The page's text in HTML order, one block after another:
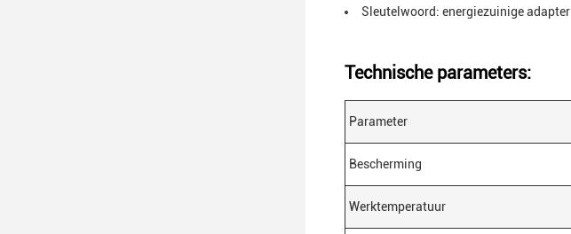
Sleutelwoord: energiezuinige adapter
Technische parameters:
Parameter
Bescherming
Werktemperatuur